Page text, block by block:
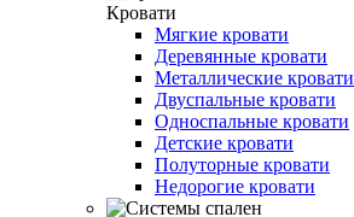
Кровати
Мягкие кровати
Деревянные кровати
Металлические кровати
Двуспальные кровати
Односпальные кровати
Детские кровати
Полуторные кровати
Недорогие кровати